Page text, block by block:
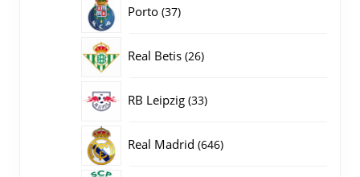
Porto 3737
Real Betis 2626
RB Leipzig 3333
Real Madrid 646646